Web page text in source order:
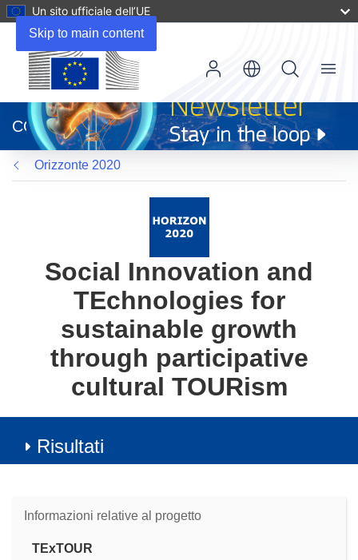
Skip to main content
Un sito ufficiale dell’UE
apre
in
una
nuova
finestra)
CORDIS
Menu
Orizzonte 2020
Social Innovation and
TEchnologies for
sustainable growth
through participative
cultural TOURism
Risultati
Informazioni relative al progetto
TExTOUR